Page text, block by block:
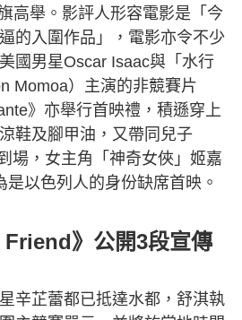
高舉。影評人形容電影是「今
的入圍作品」，電影亦令不少
國男星Oscar Isaac與「水行
Momoa）主演的非競賽片
》亦舉行首映禮，積遜穿上
鞋及腳甲油，又帶同兒子
場，女主角「神奇女俠」姬嘉
以色列人的身份缺席首映。
》公開3段宣傳
辛芷蕾都已抵達水都，舒淇執